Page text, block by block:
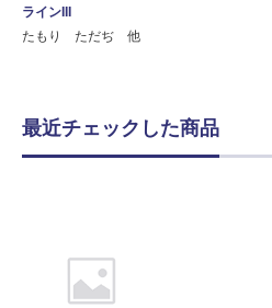
ラインIII
たもり ただぢ 他
最近チェックした商品